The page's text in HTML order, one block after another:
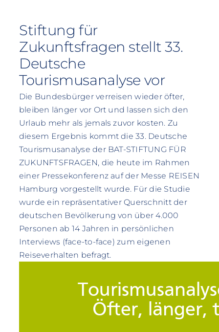
Stiftung für
Zukunftsfragen stellt 33.
Deutsche
Tourismusanalyse vor
Die Bundesbürger verreisen wieder öfter,
bleiben länger vor Ort und lassen sich den
Urlaub mehr als jemals zuvor kosten. Zu
diesem Ergebnis kommt die 33. Deutsche
Tourismusanalyse der BAT-STIFTUNG FÜR
ZUKUNFTSFRAGEN, die heute im Rahmen
einer Pressekonferenz auf der Messe REISEN
Hamburg vorgestellt wurde. Für die Studie
wurde ein repräsentativer Querschnitt der
deutschen Bevölkerung von über 4.000
Personen ab 14 Jahren in persönlichen
Interviews (face-to-face) zum eigenen
Reiseverhalten befragt.